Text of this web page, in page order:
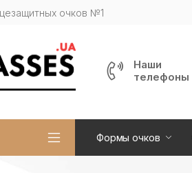
очков №1
Наши
телефоны
Формы очков